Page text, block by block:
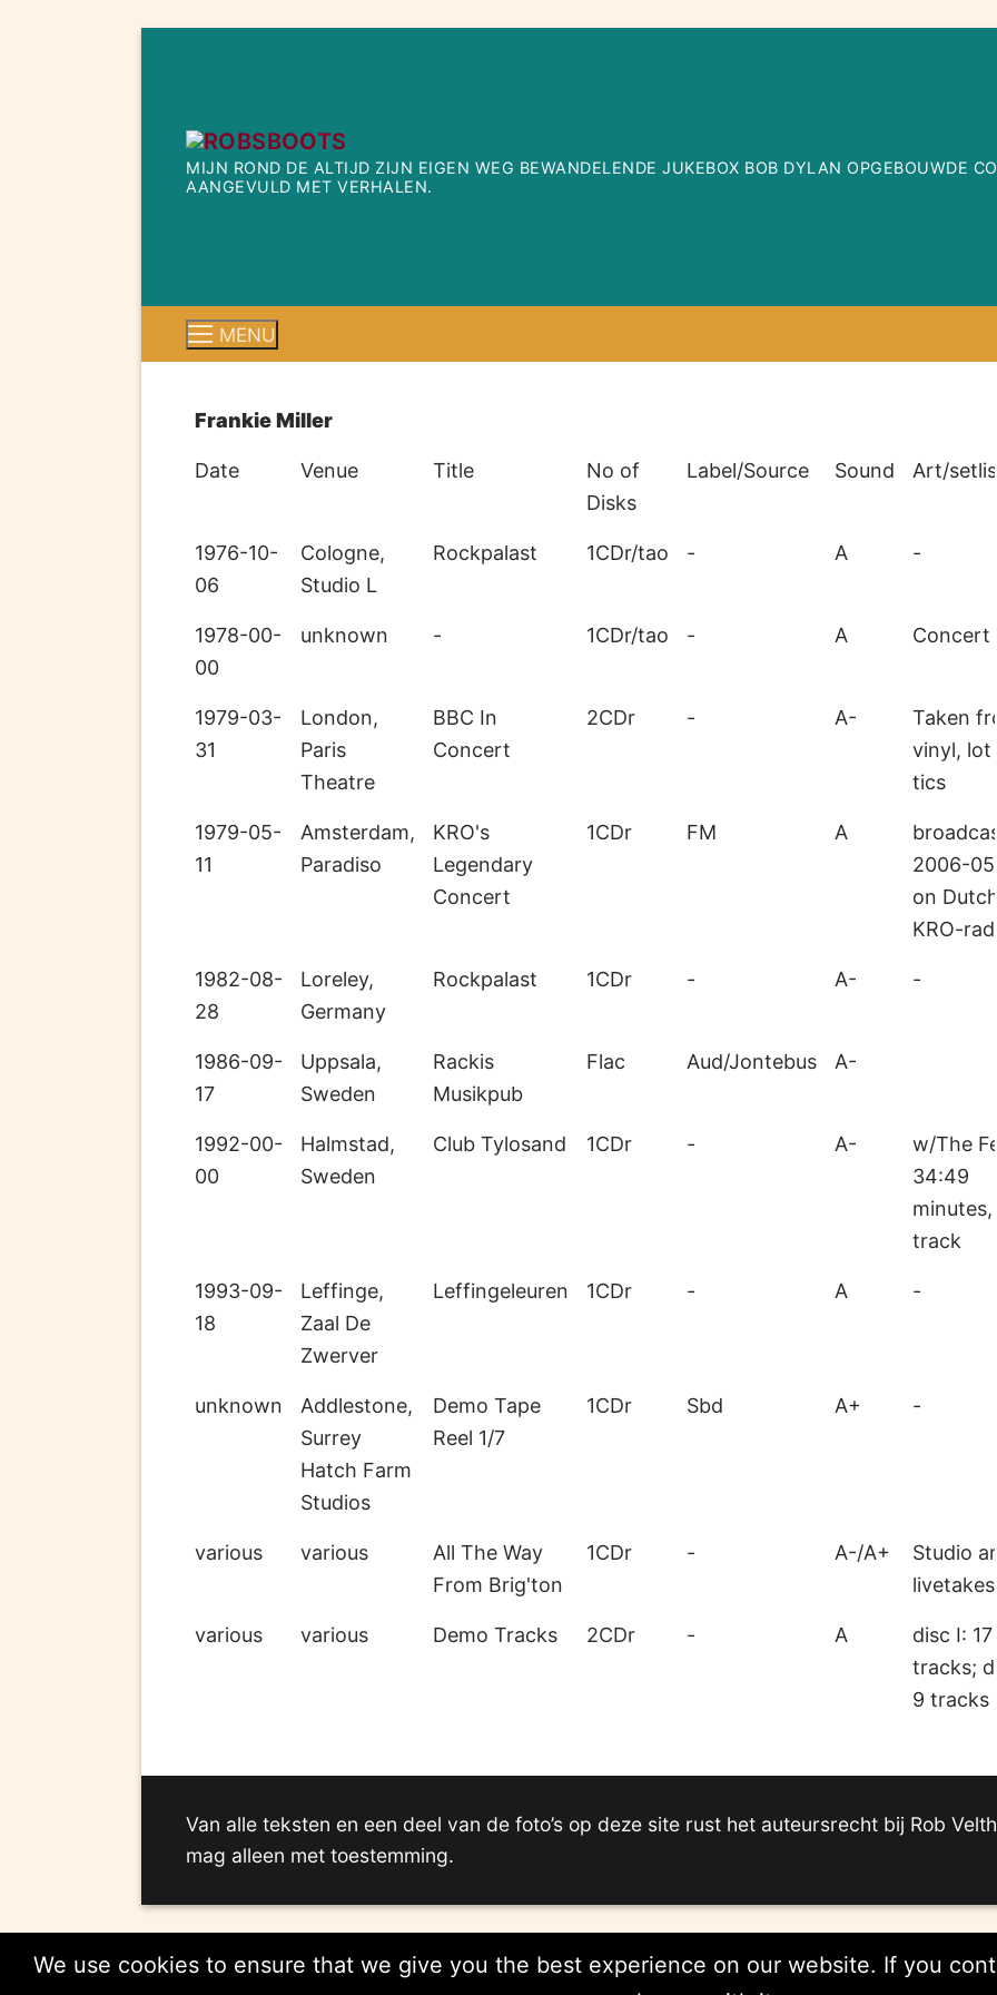
inhoud
MIJN ROND DE ALTIJD ZIJN EIGEN WEG BEWANDELENDE JUKEBOX BOB DYLAN OPGEBOUWDE
AANGEVULD MET VERHALEN.
MENU
Frankie Miller
Date Venue Title
No of
Disks
Label/Source Sound Art/
1976-10-
06
Cologne,
Studio L
Rockpalast 1CDr/tao - A -
1978-00-
00
unknown - 1CDr/tao - A Concert
1979-03-
31
London,
Paris
Theatre
BBC In
Concert
2CDr - A-
Taken
vinyl, lot
tics
1979-05-
11
Amsterdam,
Paradiso
KRO's
Legendary
Concert
1CDr FM A
2006-
on Dutch
KRO-
1982-08-
28
Loreley,
Germany
Rockpalast 1CDr - A- -
1986-09-
17
Uppsala,
Sweden
Rackis
Musikpub
Flac Aud/Jontebus A-
1992-00-
00
Halmstad,
Sweden
Club Tylosand 1CDr - A-
w/The
34:49
minutes,
track
1993-09-
18
Leffinge,
Zaal De
Zwerver
Leffingeleuren 1CDr - A -
unknown
Addlestone,
Surrey
Hatch Farm
Studios
Demo Tape
Reel 1/7
1CDr Sbd A+ -
various various
All The Way
From Brig'ton
1CDr - A-/A+
Studio
livetakes
various various Demo Tracks 2CDr - A
disc I: 17
tracks;
9 tracks
Van alle teksten en een deel van de foto’s op deze site rust het auteursrecht bij Rob
mag alleen met toestemming.
We use cookies to ensure that we give you the best experience on our website. If you